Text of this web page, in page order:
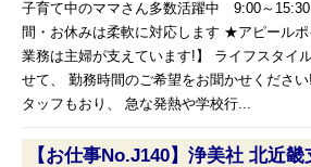
子育て中のママさん多数活躍中 9:00～
間・お休みは柔軟に対応します ★アピール
業務は主婦が支えています!】 ライフスタイ
せて、 勤務時間のご希望をお聞かせくださ
タッフもおり、 急な発熱や学校行...
【お仕事No.J140】浄美社 北近